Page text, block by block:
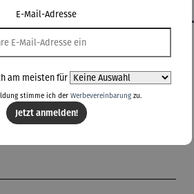
E-Mail-Adresse
am meisten für
stimme ich der Werbevereinbarungzu.
Jetzt anmelden!